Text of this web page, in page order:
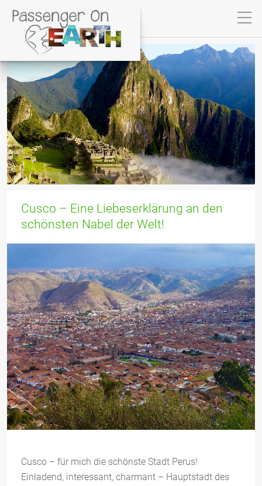
Cusco – Eine Liebeserklärung an den
schönsten Nabel der Welt!
Cusco – für mich die schönste Stadt Perus!
Einladend, interessant, charmant – Hauptstadt des